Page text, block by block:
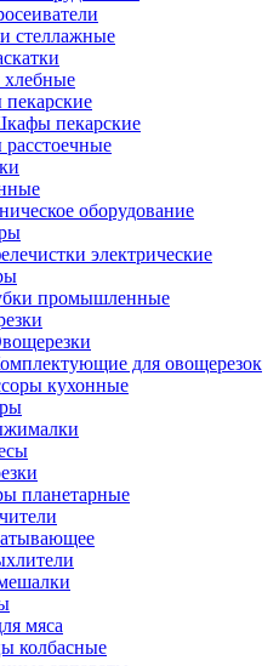
стеллажные
пекарские
оборудование
электрические
промышленные
для овощерезок
кухонные
планетарные
мяса
колбасные